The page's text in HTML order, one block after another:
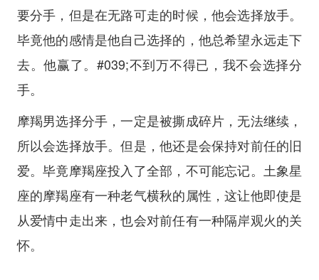
要分手，但是在无路可走的时候，他会选择放手。
毕竟他的感情是他自己选择的，他总希望永远走下
去。他赢了。#039;不到万不得已，我不会选择分
手。
摩羯男选择分手，一定是被撕成碎片，无法继续，
所以会选择放手。但是，他还是会保持对前任的旧
爱。毕竟摩羯座投入了全部，不可能忘记。土象星
座的摩羯座有一种老气横秋的属性，这让他即使是
从爱情中走出来，也会对前任有一种隔岸观火的关
怀。